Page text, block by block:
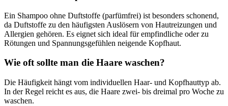
Ein Shampoo ohne Duftstoffe (parfümfrei) ist besonders schonend,
da Duftstoffe zu den häufigsten Auslösern von Hautreizungen und
Allergien gehören. Es eignet sich ideal für empfindliche oder zu
Rötungen und Spannungsgefühlen neigende Kopfhaut.
Wie oft sollte man die Haare waschen?
Die Häufigkeit hängt vom individuellen Haar- und Kopfhauttyp ab.
In der Regel reicht es aus, die Haare zwei- bis dreimal pro Woche zu
waschen.